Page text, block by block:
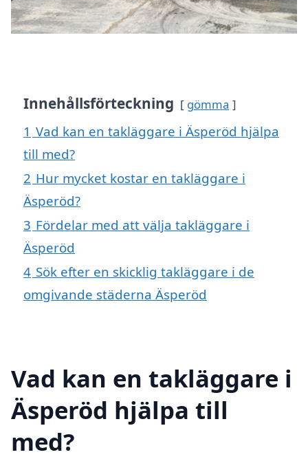
Innehållsförteckning gömma
1 Vad kan en takläggare i Äsperöd hjälpa
till med?
2 Hur mycket kostar en takläggare i
Äsperöd?
3 Fördelar med att välja takläggare i
Äsperöd
4 Sök efter en skicklig takläggare i de
omgivande städerna Äsperöd
Vad kan en takläggare i
Äsperöd hjälpa till
med?